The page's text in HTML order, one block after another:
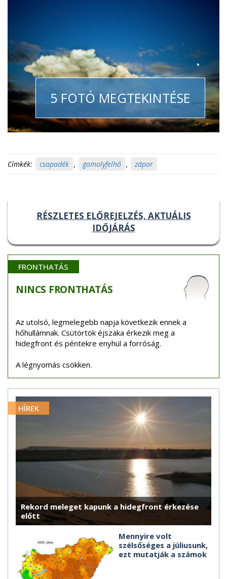
5 FOTÓ MEGTEKINTÉSE
Címkék: csapadék , gomolyfelhő , zápor
RÉSZLETES ELŐREJELZÉS, AKTUÁLIS
IDŐJÁRÁS
FRONTHATÁS
NINCS FRONTHATÁS
Az utolsó, legmelegebb napja következik ennek a
hőhullámnak. Csütörtök éjszaka érkezik meg a
hidegfront és péntekre enyhül a forróság.
A légnyomás csökken.
HÍREK
Rekord meleget kapunk a hidegfront érkezése
előtt
Mennyire volt
szélsőséges a júliusunk,
ezt mutatják a számok